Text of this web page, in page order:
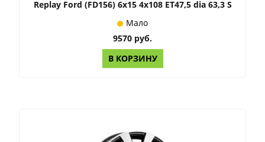
Replay Ford (FD156) 6x15 4x108 ET47,5 dia 63,3 S
Мало
9570 руб.
В КОРЗИНУ